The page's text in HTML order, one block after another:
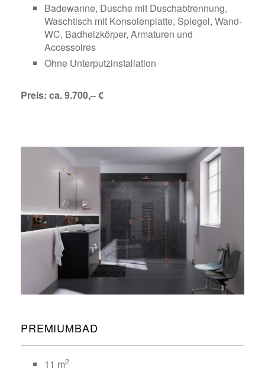
Badewanne, Dusche mit Duschabtrennung,
Waschtisch mit Konsolenplatte, Spiegel, Wand-
WC, Badheizkörper, Armaturen und
Accessoires
Ohne Unterputzinstallation
Preis: ca. 9.700,– €
PREMIUMBAD
11 m2